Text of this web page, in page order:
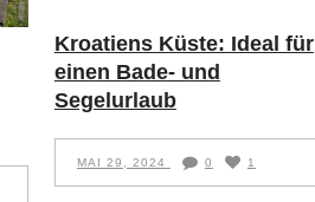
Kroatiens Küste: Ideal für
einen Bade- und
Segelurlaub
MAI 29, 2024 0 1